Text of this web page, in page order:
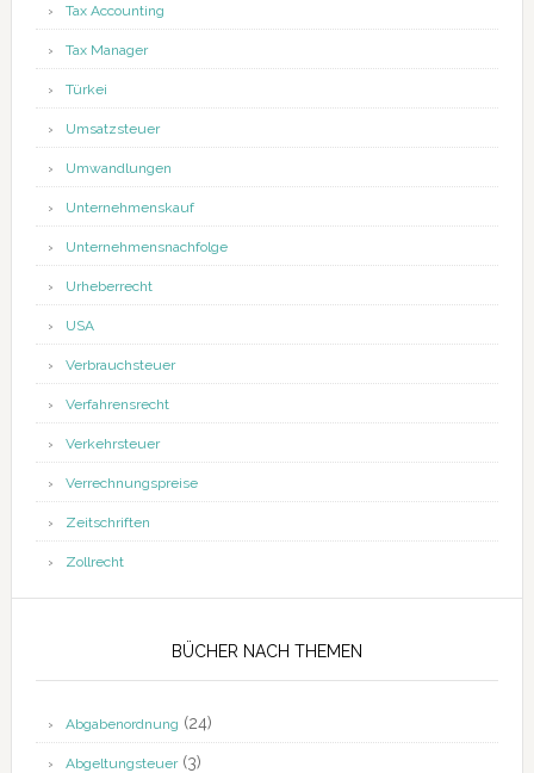
Tax Accounting
Tax Manager
Türkei
Umsatzsteuer
Umwandlungen
Unternehmenskauf
Unternehmensnachfolge
Urheberrecht
USA
Verbrauchsteuer
Verfahrensrecht
Verkehrsteuer
Verrechnungspreise
Zeitschriften
Zollrecht
BÜCHER NACH THEMEN
Abgabenordnung (24)
Abgeltungsteuer(3)